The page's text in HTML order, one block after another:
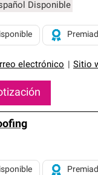
Disponible
electrónico Sitio